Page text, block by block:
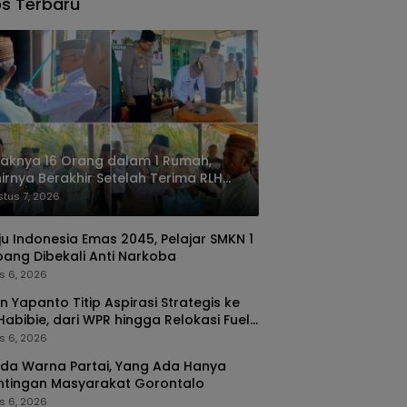
16 Orang dalam 1 Rumah,
Berakhir Setelah Terima RLH
Baznas Kabgor
7, 2026
Indonesia Emas 2045, Pelajar SMKN 1
Dibekali Anti Narkoba
6, 2026
Yapanto Titip Aspirasi Strategis ke
dari WPR hingga Relokasi Fuel
Pertamina
6, 2026
Warna Partai, Yang Ada Hanya
Masyarakat Gorontalo
6, 2026